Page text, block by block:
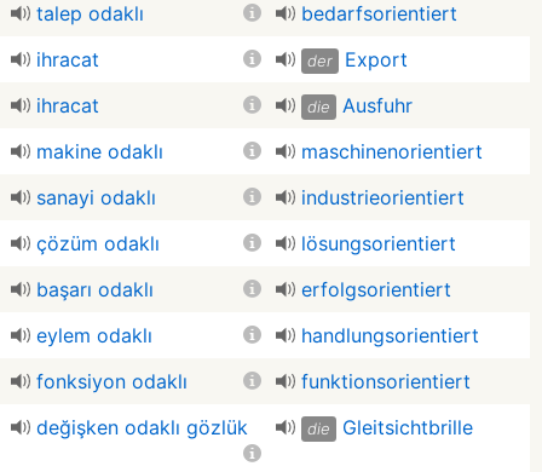
talep odaklı
bedarfsorientiert
ihracat
der
Export
ihracat
die
Ausfuhr
makine odaklı
maschinenorientiert
sanayi odaklı
industrieorientiert
çözüm odaklı
lösungsorientiert
başarı odaklı
erfolgsorientiert
eylem odaklı
handlungsorientiert
fonksiyon odaklı
funktionsorientiert
değişken odaklı gözlük
die Gleitsichtbrille